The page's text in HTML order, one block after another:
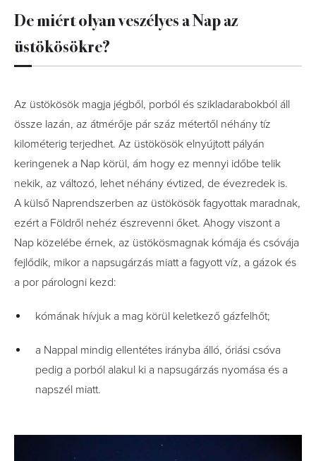
De miért olyan veszélyes a Nap az
üstökösökre?
Az üstökösök magja jégből, porból és szikladarabokból áll
össze lazán, az átmérője pár száz métertől néhány tíz
kilométerig terjedhet. Az üstökösök elnyújtott pályán
keringenek a Nap körül, ám hogy ez mennyi időbe telik
nekik, az változó, lehet néhány évtized, de évezredek is.
A külső Naprendszerben az üstökösök fagyottak maradnak,
ezért a Földről nehéz észrevenni őket. Ahogy viszont a
Nap közelébe érnek, az üstökösmagnak kómája és csóvája
fejlődik, mikor a napsugárzás miatt a fagyott víz, a gázok és
a por párologni kezd:
kómának hívjuk a mag körül keletkező gázfelhőt;
a Nappal mindig ellentétes irányba álló, óriási csóva
pedig a porból alakul ki a napsugárzás nyomása és a
napszél miatt.